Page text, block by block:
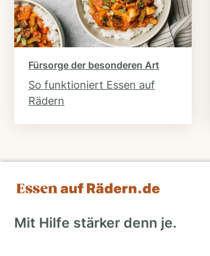
Fürsorge der besonderen Art
So funktioniert Essen auf
Rädern
Mit Hilfe stärker denn je.